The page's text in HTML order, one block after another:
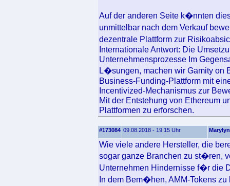
Auf der anderen Seite k�nnten
unmittelbar nach dem Verkauf
dezentrale Plattform zur
Internationale Antwort: Die
Unternehmensprozesse Im
L�sungen, machen wir Gamity on
Business-Funding-Plattform mit
Incentivized-Mechanismus zur
Mit der Entstehung von Ethereum
Plattformen zu erforschen.
#173084 09.08.2018 - 19:15 Uhr Marylyn
Wie viele andere Hersteller, die
sogar ganze Branchen zu st�ren,
Unternehmen Hindernisse f�r die
In dem Bem�hen, AMM-Tokens zu